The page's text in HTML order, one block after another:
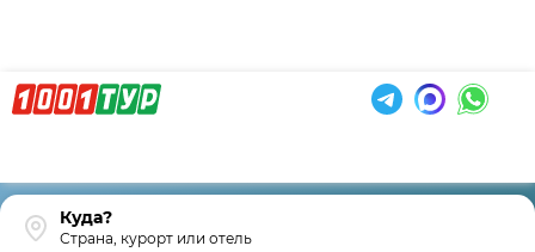
Страна, курорт или отель